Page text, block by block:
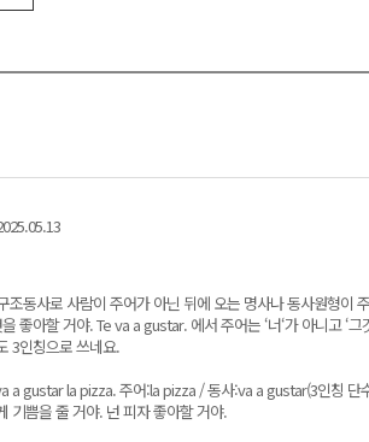
조동사로 사람이 주어가 아닌 뒤에 오는 명사나 동사원형이
좋아할 거야. Te va a gustar. 에서 주어는 ‘너‘가 아니고 ‘
3인칭으로 쓰네요.
a gustar la pizza. 주어:la pizza / 동사:va a gustar(3인칭 단
기쁨을 줄 거야. 넌 피자 좋아할 거야.